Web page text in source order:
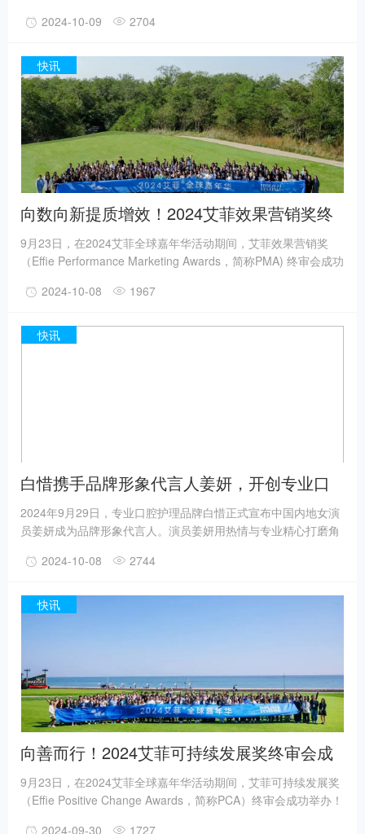
者齐聚阿那亚，以“艾菲四大支柱”为标准，对初审入围的优秀案
艾菲视频营销奖是大中华区艾菲体系下的全新奖项，聚焦短视
频、短剧、直播、TVC、综艺、微电影、音乐视频等多种视频形
态，以年为赛季单位，表彰大中华区(中国大陆及港澳台地区)视
频
2024-10-09 2704
快讯
向数向新提质增效！2024艾菲效果营销奖终
审会成功举办！
9月23日，在2024艾菲全球嘉年华活动期间，艾菲效果营销奖
（Effie Performance Marketing Awards，简称PMA) 终审会成功
从业者齐聚阿那亚，以“艾菲四大支柱”黄金标准，对初审入围的
作品。艾菲效果营销奖始终致力于推动中国数字生态创新走向全
2024-10-08 1967
快讯
白惜携手品牌形象代言人姜妍，开创专业口
腔抗糖新纪元
2024年9月29日，专业口腔护理品牌白惜正式宣布中国内地女演
员姜妍成为品牌形象代言人。演员姜妍用热情与专业精心打磨角
惜与姜妍携手共赴全新旅程，以专业口腔护理赋予自信笑容新的
凭借《南来北往》、《亲爱的她们》等作品深受业内外好评；同
2024-10-08 2744
快讯
向善而行！2024艾菲可持续发展奖终审会成
功举办！
9月23日，在2024艾菲全球嘉年华活动期间，艾菲可持续发展奖
（Effie Positive Change Awards，简称PCA）终审会成功举办！
2024-09-30 1727